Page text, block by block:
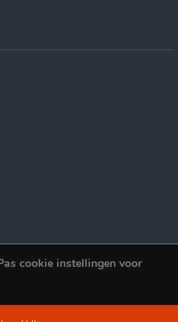
cookie instellingen voor